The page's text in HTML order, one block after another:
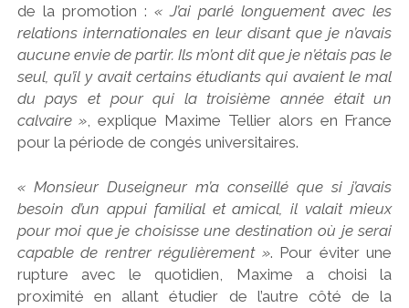
de la promotion : « J’ai parlé longuement avec les
relations internationales en leur disant que je n’avais
aucune envie de partir. Ils m’ont dit que je n’étais pas le
seul, qu’il y avait certains étudiants qui avaient le mal
du pays et pour qui la troisième année était un
calvaire » , explique Maxime Tellier alors en France
pour la période de congés universitaires.
« Monsieur Duseigneur m’a conseillé que si j’avais
besoin d’un appui familial et amical, il valait mieux
pour moi que je choisisse une destination où je serai
capable de rentrer régulièrement ». Pour éviter une
rupture avec le quotidien, Maxime a choisi la
proximité en allant étudier de l’autre côté de la